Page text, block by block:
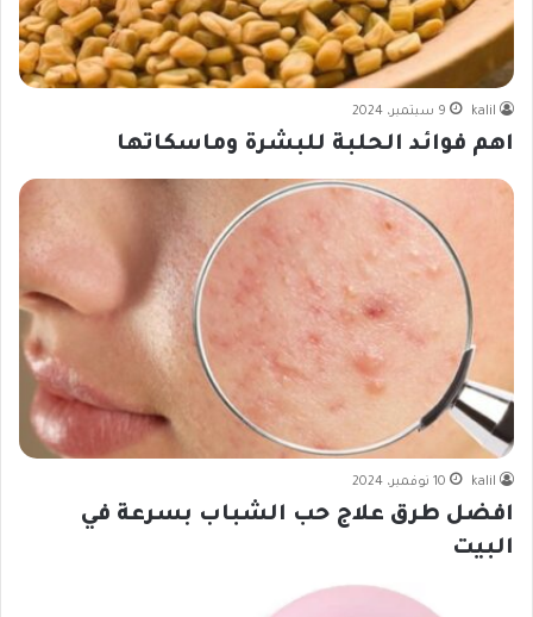
kalil 9 سبتمبر، 2024
اهم فوائد الحلبة للبشرة وماسكاتها
kalil 10 نوفمبر، 2024
افضل طرق علاج حب الشباب بسرعة في
البيت